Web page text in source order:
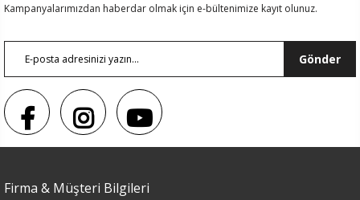
Kampanyalarımızdan haberdar olmak için e-bültenimize kayıt olunuz.
Gönder
Firma & Müşteri Bilgileri